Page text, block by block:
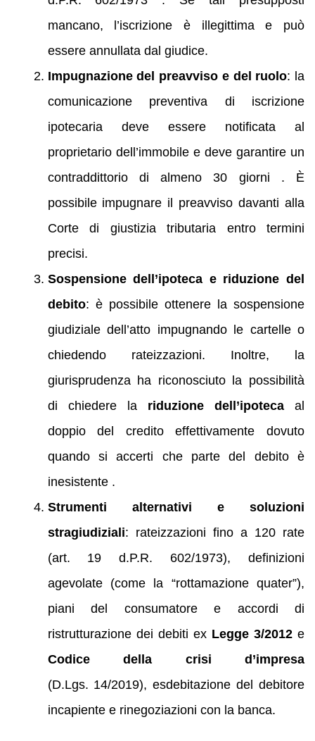
mancano, l’iscrizione è illegittima e può
essere annullata dal giudice.
Impugnazione del preavviso e del ruolo: la
comunicazione preventiva di iscrizione
ipotecaria deve essere notificata al
proprietario dell’immobile e deve garantire un
contraddittorio di almeno 30 giorni . È
possibile impugnare il preavviso davanti alla
Corte di giustizia tributaria entro termini
precisi.
Sospensione dell’ipoteca e riduzione del
debito: è possibile ottenere la sospensione
giudiziale dell’atto impugnando le cartelle o
chiedendo rateizzazioni. Inoltre, la
giurisprudenza ha riconosciuto la possibilità
di chiedere la riduzione dell’ipotecaal
doppio del credito effettivamente dovuto
quando si accerti che parte del debito è
inesistente .
Strumenti alternativi e soluzioni
stragiudiziali: rateizzazioni fino a 120 rate
(art. 19 d.P.R. 602/1973), definizioni
agevolate (come la “rottamazione quater”),
piani del consumatore e accordi di
ristrutturazione dei debiti ex Legge 3/2012e
Codice della crisi d’impresa
(D.Lgs. 14/2019), esdebitazione del debitore
incapiente e rinegoziazioni con la banca.